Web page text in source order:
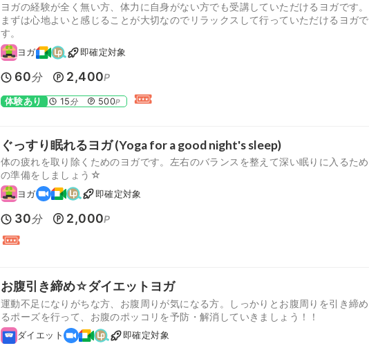
ヨガの経験が全く無い方、体力に自身がない方でも受講していただけるヨガです。
まずは心地よいと感じることが大切なのでリラックスして行っていただけるヨガで
す。
ヨガ 即確定対象
60分 2,400P
体験あり 15分 500P
ぐっすり眠れるヨガ (Yoga for a good night's sleep)
体の疲れを取り除くためのヨガです。左右のバランスを整えて深い眠りに入るため
の準備をしましょう☆
ヨガ 即確定対象
30分 2,000P
お腹引き締め☆ダイエットヨガ
運動不足になりがちな方、お腹周りが気になる方。しっかりとお腹周りを引き締め
るポーズを行って、お腹のポッコリを予防・解消していきましょう！！
ダイエット 即確定対象